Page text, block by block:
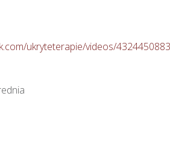
ukryteterapie/videos/